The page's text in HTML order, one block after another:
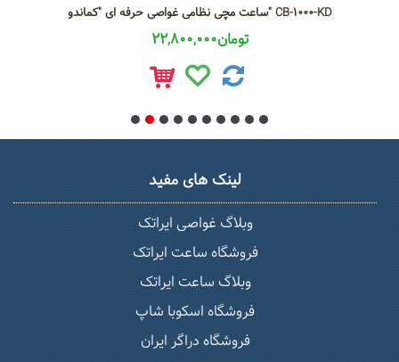
ساعت مچی نظامی غواصی حرفه ای "کماندو" CB-1000-KD
22,800,000تومان
لینک های مفید
وبلاگ غواصی ایراتک
فروشگاه ساعت ایراتک
وبلاگ ساعت ایراتک
فروشگاه اسکوبا شاپ
فروشگاه دراگر ایران